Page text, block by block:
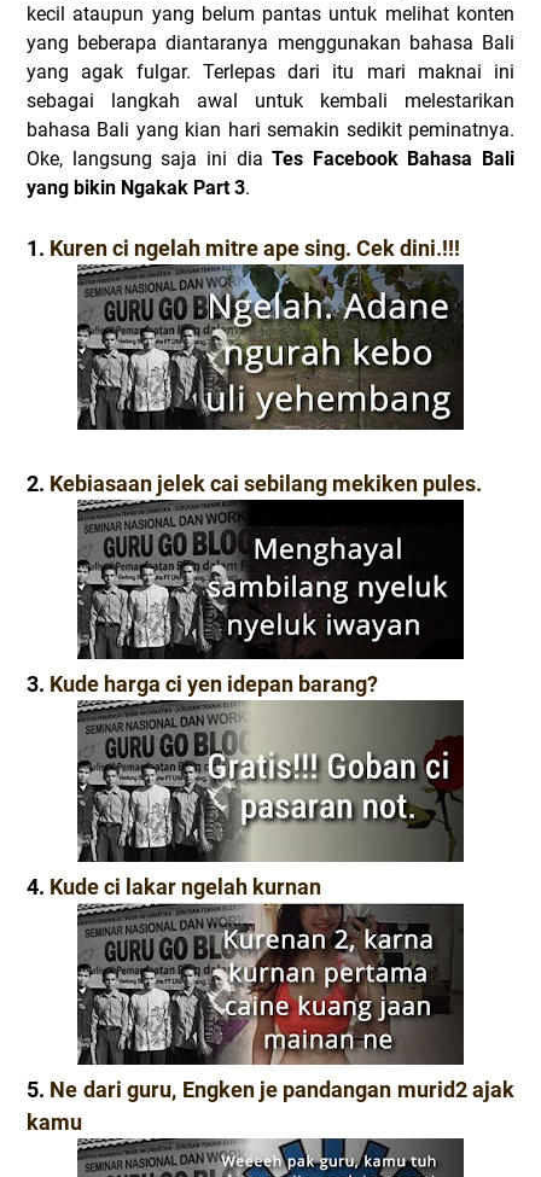
kecil ataupun yang belum pantas untuk melihat konten
yang beberapa diantaranya menggunakan bahasa Bali
yang agak fulgar. Terlepas dari itu mari maknai ini
sebagai langkah awal untuk kembali melestarikan
bahasa Bali yang kian hari semakin sedikit peminatnya.
Oke, langsung saja ini diaTes Facebook Bahasa Bali
yang bikin Ngakak Part 3.
1. Kuren ci ngelah mitre ape sing. Cek dini.!!!
2. Kebiasaan jelek cai sebilang mekiken pules.
3. Kude harga ci yen idepan barang?
4. Kude ci lakar ngelah kurnan
5. Ne dari guru, Engken je pandangan murid2 ajak
kamu